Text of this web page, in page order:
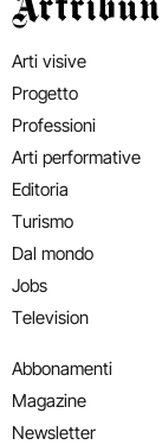
Arti visive
Progetto
Professioni
Arti performative
Editoria
Turismo
Dal mondo
Jobs
Television
Abbonamenti
Magazine
Newsletter